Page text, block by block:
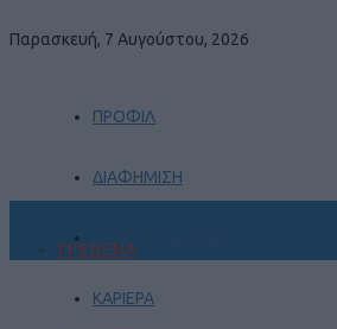
Παρασκευή, 7 Αυγούστου, 2026
ΠΡΟΦΙΛ
ΔΙΑΦΗΜΙΣΗ
ΚΑΡΙΕΡΑ
ΓΡΕΒΕΝΑ